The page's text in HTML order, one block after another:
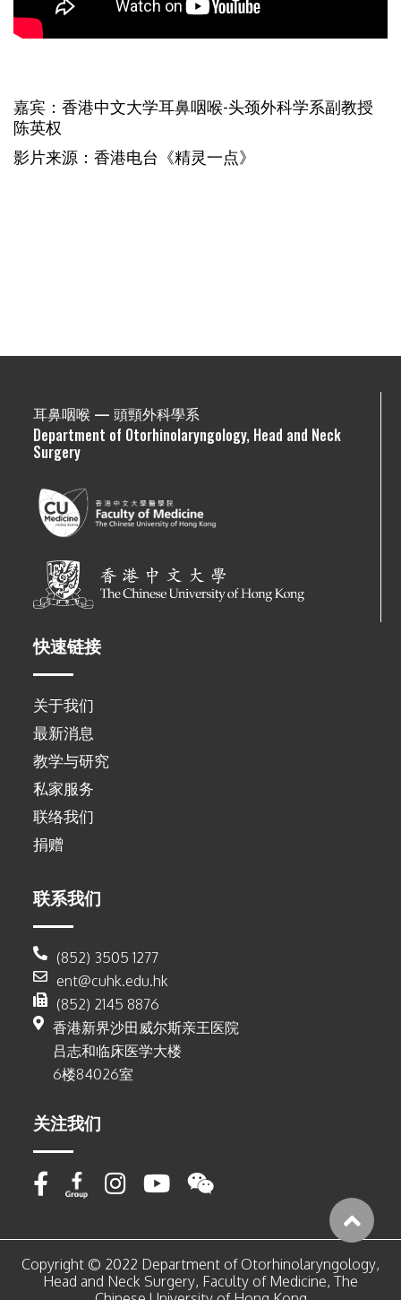
嘉宾：香港中文大学耳鼻咽喉-头颈外科学系副教授
陈英权
影片来源：香港电台《精灵一点》
耳鼻咽喉 — 頭頸外科學系
Department of Otorhinolaryngology, Head and Neck
Surgery
快速链接
关于我们
最新消息
教学与研究
私家服务
联络我们
捐赠
联系我们
(852) 3505 1277
ent@cuhk.edu.hk
(852) 2145 8876
香港新界沙田威尔斯亲王医院
吕志和临床医学大楼
6楼84026室
关注我们
Copyright © 2022 Department of Otorhinolaryngology,
Head and Neck Surgery, Faculty of Medicine, The